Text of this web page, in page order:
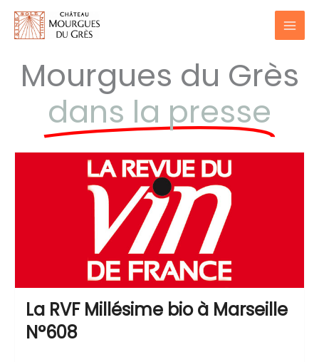
contenu
Mourgues du Grès
dans la presse
La RVF Millésime bio à Marseille
N°608